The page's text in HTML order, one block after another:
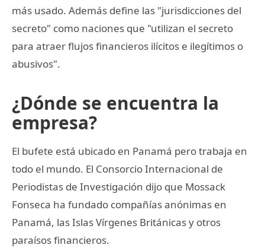
más usado. Además define las "jurisdicciones del
secreto" como naciones que "utilizan el secreto
para atraer flujos financieros ilícitos e ilegítimos o
abusivos".
¿Dónde se encuentra la
empresa?
El bufete está ubicado en Panamá pero trabaja en
todo el mundo. El Consorcio Internacional de
Periodistas de Investigación dijo que Mossack
Fonseca ha fundado compañías anónimas en
Panamá, las Islas Vírgenes Británicas y otros
paraísos financieros.